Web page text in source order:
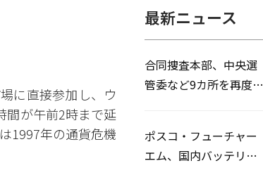
に直接参加し、ウ
間が午前2時まで延
1997年の通貨危機
最新ニュース
合同捜査本部、中央選
管委など9カ所を再度家
ポスコ・フューチャー
エム、国内バッテリー